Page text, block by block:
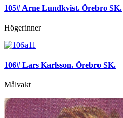
105# Arne Lundkvist. Örebro SK.
Högerinner
106# Lars Karlsson. Örebro SK.
Målvakt